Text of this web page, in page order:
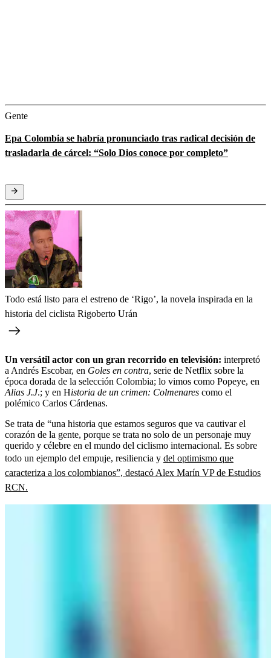
Gente
Epa Colombia se habría pronunciado tras radical decisión de
trasladarla de cárcel: “Solo Dios conoce por completo”
Todo está listo para el estreno de ‘Rigo’, la novela inspirada en la
historia del ciclista Rigoberto Urán
Un versátil actor con un gran recorrido en televisión: interpretó
a Andrés Escobar, en Goles en contra, serie de Netflix sobre la
época dorada de la selección Colombia; lo vimos como Popeye, en
Alias J.J.; y en Historia de un crimen: Colmenares como el
polémico Carlos Cárdenas.
Se trata de “una historia que estamos seguros que va cautivar el
corazón de la gente, porque se trata no solo de un personaje muy
querido y célebre en el mundo del ciclismo internacional. Es sobre
todo un ejemplo del empuje, resiliencia y del optimismo que
caracteriza a los colombianos”, destacó Alex Marín VP de Estudios
RCN.